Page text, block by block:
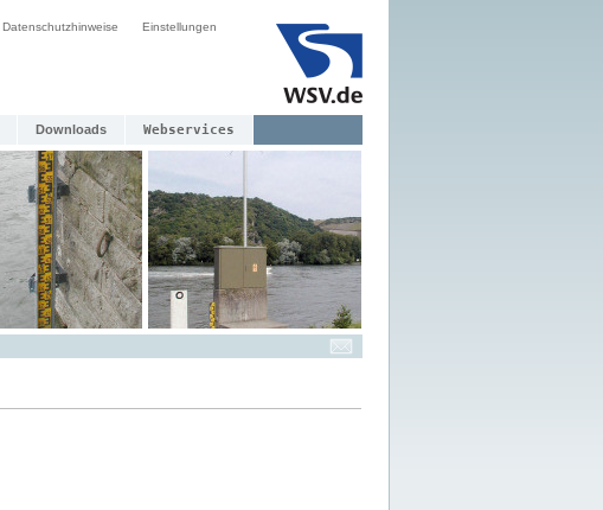
Datenschutzhinweise Einstellungen
Downloads Webservices